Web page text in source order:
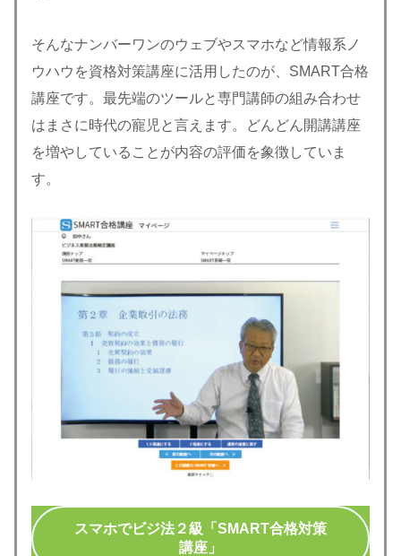
そんなナンバーワンのウェブやスマホなど情報系ノ
ウハウを資格対策講座に活用したのが、SMART合格
講座です。最先端のツールと専門講師の組み合わせ
はまさに時代の寵児と言えます。どんどん開講講座
を増やしていることが内容の評価を象徴していま
す。
スマホでビジ法２級「SMART合格対策
講座」